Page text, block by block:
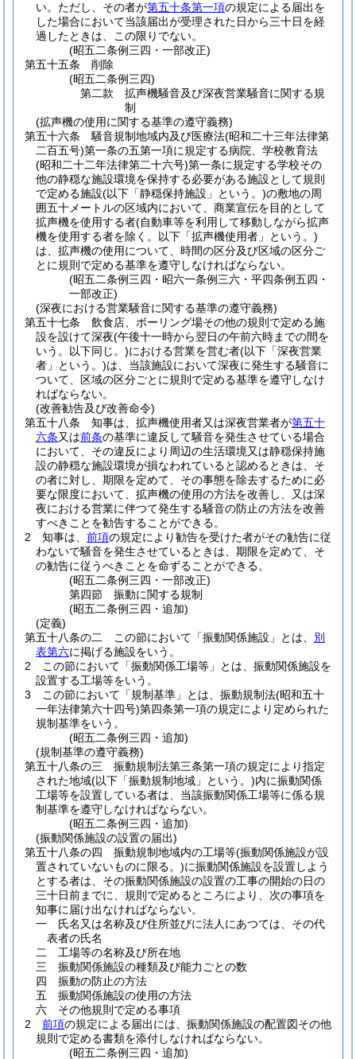
い。 ただし、その者が第五十条第一項の規定による届出を
した場合において当該届出が受理された日から三十日を経
過したときは、この限りでない。
(昭五二条例三四・一部改正)
第五十五条
削除
(昭五二条例三四)
第二款
拡声機騒音及び深夜営業騒音に関する規
制
(拡声機の使用に関する基準の遵守義務)
第五十六条
騒音規制地域内及び医療法(昭和二十三年法律第
二百五号)第一条の五第一項に規定する病院、学校教育法
(昭和二十二年法律第二十六号)第一条に規定する学校その
他の静穏な施設環境を保持する必要がある施設として規則
で定める施設(以下「静穏保持施設」という。)の敷地の周
囲五十メートルの区域内において、商業宣伝を目的として
拡声機を使用する者(自動車等を利用して移動しながら拡声
機を使用する者を除く。以下「拡声機使用者」という。)
は、拡声機の使用について、時間の区分及び区域の区分ご
とに規則で定める基準を遵守しなければならない。
(昭五二条例三四・昭六一条例三六・平四条例五四・
一部改正)
(深夜における営業騒音に関する基準の遵守義務)
第五十七条
飲食店、ボーリング場その他の規則で定める施
設を設けて深夜(午後十一時から翌日の午前六時までの間を
いう。以下同じ。)における営業を営む者(以下「深夜営業
者」という。)は、当該施設において深夜に発生する騒音に
ついて、区域の区分ごとに規則で定める基準を遵守しなけ
ればならない。
(改善勧告及び改善命令)
第五十八条
知事は、拡声機使用者又は深夜営業者が第五十
六条又は前条の基準に違反して騒音を発生させている場合
において、その違反により周辺の生活環境又は静穏保持施
設の静穏な施設環境が損なわれていると認めるときは、そ
の者に対し、期限を定めて、その事態を除去するために必
要な限度において、拡声機の使用の方法を改善し、又は深
夜における営業に伴つて発生する騒音の防止の方法を改善
すべきことを勧告することができる。
2
知事は、 前項の規定により勧告を受けた者がその勧告に従
わないで騒音を発生させているときは、期限を定めて、そ
の勧告に従うべきことを命ずることができる。
(昭五二条例三四・一部改正)
第四節
振動に関する規制
(昭五二条例三四・追加)
(定義)
第五十八条の二
この節において「振動関係施設」とは、 別
表第六に掲げる施設をいう。
2
この節において「振動関係工場等」とは、振動関係施設を
設置する工場等をいう。
3
この節において「規制基準」とは、振動規制法(昭和五十
一年法律第六十四号)第四条第一項の規定により定められた
規制基準をいう。
(昭五二条例三四・追加)
(規制基準の遵守義務)
第五十八条の三
振動規制法第三条第一項の規定により指定
された地域(以下「振動規制地域」という。)内に振動関係
工場等を設置している者は、当該振動関係工場等に係る規
制基準を遵守しなければならない。
(昭五二条例三四・追加)
(振動関係施設の設置の届出)
第五十八条の四
振動規制地域内の工場等(振動関係施設が設
置されていないものに限る。)に振動関係施設を設置しよう
とする者は、その振動関係施設の設置の工事の開始の日の
三十日前までに、規則で定めるところにより、次の事項を
知事に届け出なければならない。
一
氏名又は名称及び住所並びに法人にあつては、その代
表者の氏名
二
工場等の名称及び所在地
三
振動関係施設の種類及び能力ごとの数
四
振動の防止の方法
五
振動関係施設の使用の方法
六
その他規則で定める事項
2
前項の規定による届出には、振動関係施設の配置図その他
規則で定める書類を添付しなければならない。
(昭五二条例三四・追加)